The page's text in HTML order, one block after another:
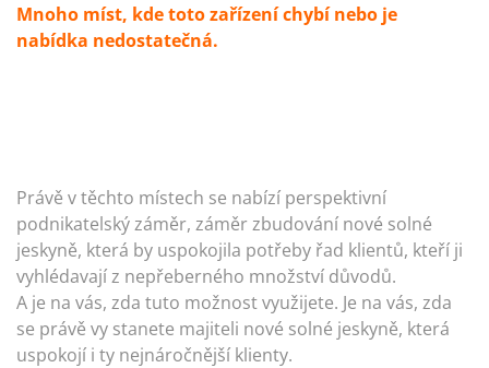
Mnoho míst, kde toto zařízení chybí nebo je
nabídka nedostatečná.
Právě v těchto místech se nabízí perspektivní
podnikatelský záměr, záměr zbudování nové solné
jeskyně, která by uspokojila potřeby řad klientů, kteří ji
vyhlédavají z nepřeberného množství důvodů.
A je na vás, zda tuto možnost využijete. Je na vás, zda
se právě vy stanete majiteli nové solné jeskyně, která
uspokojí i ty nejnáročnější klienty.